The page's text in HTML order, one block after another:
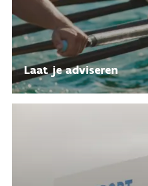
Laat je adviseren